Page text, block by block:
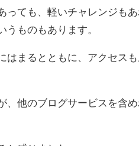
ても、軽いチャレンジも
ものもあります。
はまるとともに、アクセス
、他のブログサービスを含